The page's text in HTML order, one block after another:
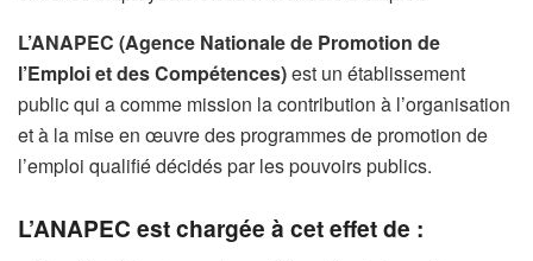
L’ANAPEC (Agence Nationale de Promotion de
l’Emploi et des Compétences)est un établissement
public qui a comme mission la contribution à l’organisation
et à la mise en œuvre des programmes de promotion de
l’emploi qualifié décidés par les pouvoirs publics.
L’ANAPEC est chargée à cet effet de :